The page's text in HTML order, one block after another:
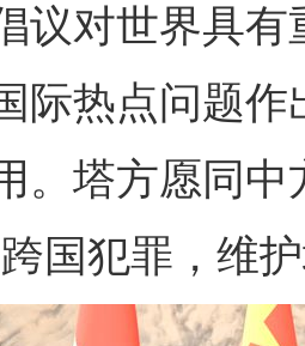
议对世界具
际热点问题
。塔方愿同中
国犯罪，维